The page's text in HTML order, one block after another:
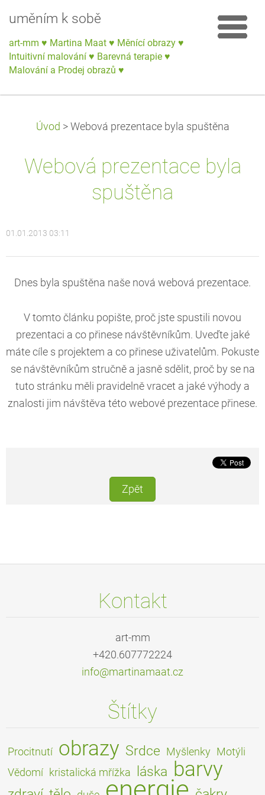
uměním k sobě
art-mm ♥ Martina Maat ♥ Měnící obrazy ♥
Intuitivní malování ♥ Barevná terapie ♥
Malování a Prodej obrazů ♥
Úvod > Webová prezentace byla spuštěna
Webová prezentace byla
spuštěna
01.01.2013 03:11
Dnes byla spuštěna naše nová webová prezentace.
V tomto článku popište, proč jste spustili novou
prezentaci a co přinese návštěvníkům. Uveďte jaké
máte cíle s projektem a co přinese uživatelům. Pokuste
se návštěvníkům stručně a jasně sdělit, proč by se na
tuto stránku měli pravidelně vracet a jaké výhody a
znalosti jim návštěva této webové prezentace přinese.
Zpět
Kontakt
art-mm
+420.607772224
info@martinamaat.cz
Štítky
Procitnutí obrazy Srdce Myšlenky Motýli
Vědomí kristalická mřížka láska barvy